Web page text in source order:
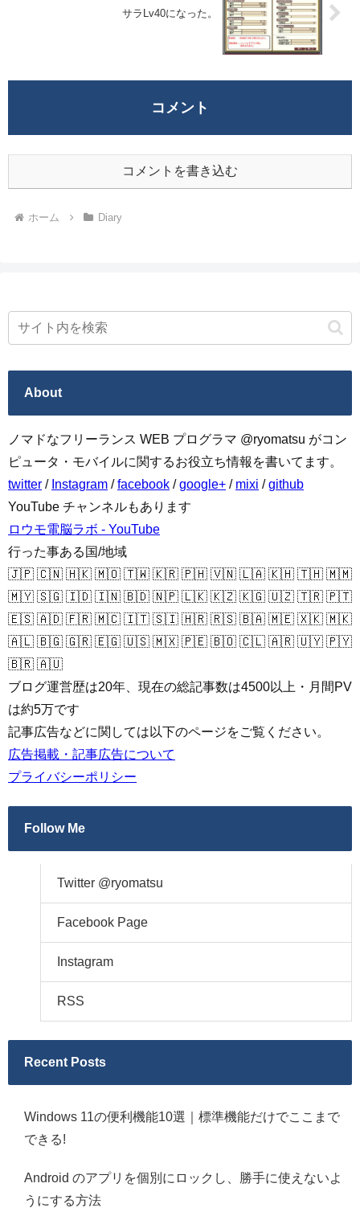
サラLv40になった。
コメント
コメントを書き込む
ホーム Diary
About
ノマドなフリーランス WEB プログラマ @ryomatsu がコン
ピュータ・モバイルに関するお役立ち情報を書いてます。
twitter / Instagram /facebook /google+ / mixi /github
YouTube チャンネルもあります
ロウモ電脳ラボ - YouTube
行った事ある国/地域
🇯🇵 🇨🇳 🇭🇰 🇲🇴 🇹🇼 🇰🇷 🇵🇭 🇻🇳 🇱🇦 🇰🇭 🇹🇭 🇲🇲
🇲🇾 🇸🇬 🇮🇩 🇮🇳 🇧🇩 🇳🇵 🇱🇰 🇰🇿 🇰🇬 🇺🇿 🇹🇷 🇵🇹
🇪🇸 🇦🇩 🇫🇷 🇲🇨 🇮🇹 🇸🇮 🇭🇷 🇷🇸 🇧🇦 🇲🇪 🇽🇰 🇲🇰
🇦🇱 🇧🇬 🇬🇷 🇪🇬 🇺🇸 🇲🇽 🇵🇪 🇧🇴 🇨🇱 🇦🇷 🇺🇾 🇵🇾
🇧🇷 🇦🇺
ブログ運営歴は20年、現在の総記事数は4500以上・月間PV
は約5万です
記事広告などに関しては以下のページをご覧ください。
広告掲載・記事広告について
プライバシーポリシー
Follow Me
Twitter @ryomatsu
Facebook Page
Instagram
RSS
Recent Posts
Windows 11の便利機能10選｜標準機能だけでここまで
できる!
Android のアプリを個別にロックし、勝手に使えないよ
うにする方法